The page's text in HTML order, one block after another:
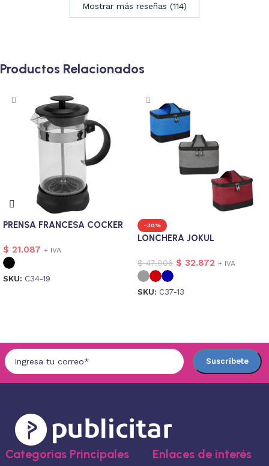
Mostrar más reseñas (114)
Productos Relacionados
PRENSA FRANCESA COCKER
$ 21.087 + IVA
SKU: C34-19
-30%
LONCHERA JOKUL
$47.006 $ 32.872 + IVA
SKU: C37-13
Categorias Principales Enlaces de interés